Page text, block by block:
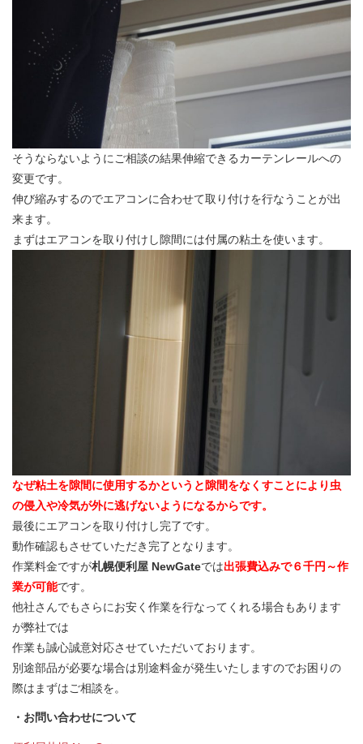
そうならないようにご相談の結果伸縮できるカーテンレールへの
変更です。
伸び縮みするのでエアコンに合わせて取り付けを行なうことが出
来ます。
まずはエアコンを取り付けし隙間には付属の粘土を使います。
なぜ粘土を隙間に使用するかというと隙間をなくすことにより虫
の侵入や冷気が外に逃げないようになるからです。
最後にエアコンを取り付けし完了です。
動作確認もさせていただき完了となります。
作業料金ですが札幌便利屋 NewGateでは出張費込みで６千円～作
業が可能です。
他社さんでもさらにお安く作業を行なってくれる場合もあります
が弊社では
作業も誠心誠意対応させていただいております。
別途部品が必要な場合は別途料金が発生いたしますのでお困りの
際はまずはご相談を。
・お問い合わせについて